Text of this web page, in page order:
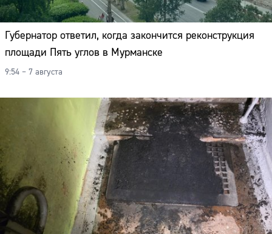
Губернатор ответил, когда закончится реконструкция
площади Пять углов в Мурманске
9:54 – 7 августа